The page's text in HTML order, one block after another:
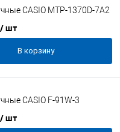
CASIO MTP-1370D-7A2
/ шт
В корзину
CASIO F-91W-3
/ шт